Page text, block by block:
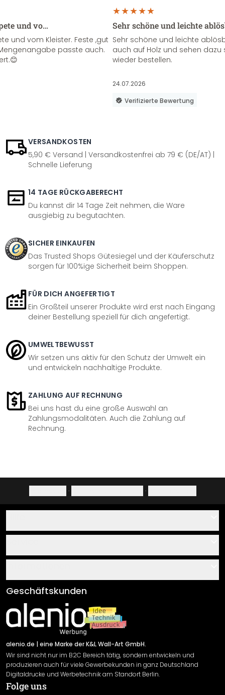
und vo…
und vom Kleister. Feste ,gut
passte auch.
Sehr schöne und leichte
Sehr schöne und leichte
auch auf Holz und sehen
wieder bestellen.
24.07.2026
Verifizierte Bewertung
VERSANDKOSTEN
5,90 € Versand | Versandkostenfrei ab 79 € (DE/AT) |
Schnelle Lieferung
14 TAGE RÜCKGABERECHT
Du kannst dir 14 Tage Zeit nehmen, die Ware
ausgiebig zu begutachten.
SICHER EINKAUFEN
Das Trusted Shops Gütesiegel und der Käuferschutz
sorgen für 100%ige Sicherheit beim Shoppen.
FÜR DICH ANGEFERTIGT
Ein Großteil unserer Produkte wird erst nach Eingang
deiner Bestellung speziell für dich angefertigt.
UMWELTBEWUSST
Wir setzen uns aktiv für den Schutz der Umwelt ein
und entwickeln nachhaltige Produkte.
ZAHLUNG AUF RECHNUNG
Bei uns hast du eine große Auswahl an
Zahlungsmodalitäten. Auch die Zahlung auf
Rechnung.
· ·
Über uns
Klebe- und Montageanleitungen
Newsletter An-/Abmeldung
Sendungsverfolgung
AGB
Impressum
Versand & Zahlung
Rücksendung
Widerrufsrecht
Datenschutzerklärung
Gewährleistung
Geschäftskunden
alenio.de | eine Marke der K&L Wall-Art GmbH.
Wir sind nicht nur im B2C Bereich tätig, sondern entwickeln und
produzieren auch für viele Gewerbekunden in ganz Deutschland
Digitaldrucke und Werbetechnik am Standort Berlin.
Folge uns